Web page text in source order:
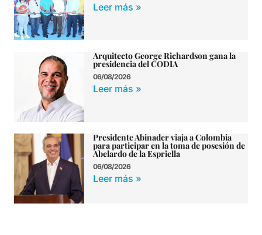
Leer más »
Arquitecto George Richardson gana la
presidencia del CODIA
06/08/2026
Leer más »
Presidente Abinader viaja a Colombia
para participar en la toma de posesión de
Abelardo de la Espriella
06/08/2026
Leer más »